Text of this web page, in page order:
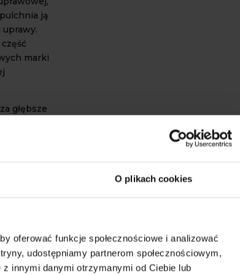
O plikach cookies
oferować funkcje społecznościowe i analizować
udostępniamy partnerom społecznościowym,
innymi danymi otrzymanymi od Ciebie lub
ją
uprawy.
marki
głębsze
Produkt
który
na